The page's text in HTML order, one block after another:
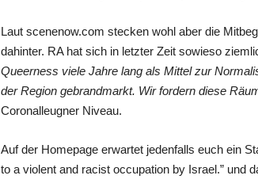
Laut scenenow.com stecken wohl aber die
dahinter. RA hat sich in letzter Zeit sowieso
Queerness viele Jahre lang als Mittel zur
der Region gebrandmarkt. Wir fordern diese
Coronalleugner Niveau.
Auf der Homepage erwartet jedenfalls euch ein
to a violent and racist occupation by Israel.” und